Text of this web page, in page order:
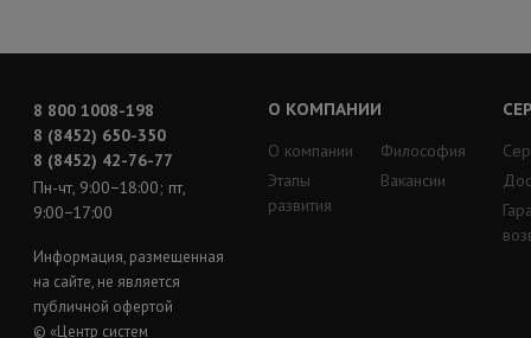
8 800 1008-198
8 (8452) 650-350
8 (8452) 42-76-77
Пн-чт, 9:00−18:00; пт,
9:00−17:00
Информация, размещенная
на сайте, не является
публичной офертой
© «Центр систем
О КОМПАНИИ
О компании
Этапы
развития
Философия
Вакансии